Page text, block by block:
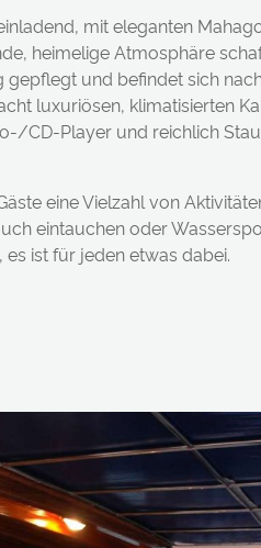
mit eleganten
heimelige Atmosphäre
und befindet sich
luxuriösen, klimatisierten
CD-Player und reichlich
eine Vielzahl von
eintauchen oder
ist für jeden etwas dabei.